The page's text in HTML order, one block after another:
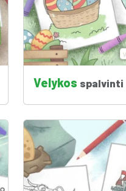
Velykos spalvinti